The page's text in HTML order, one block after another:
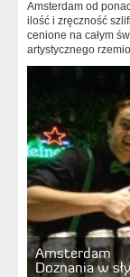
Amsterdam od
ilość i zręczność
cenione na całym
artystycznego
Amsterdam
Doznania w